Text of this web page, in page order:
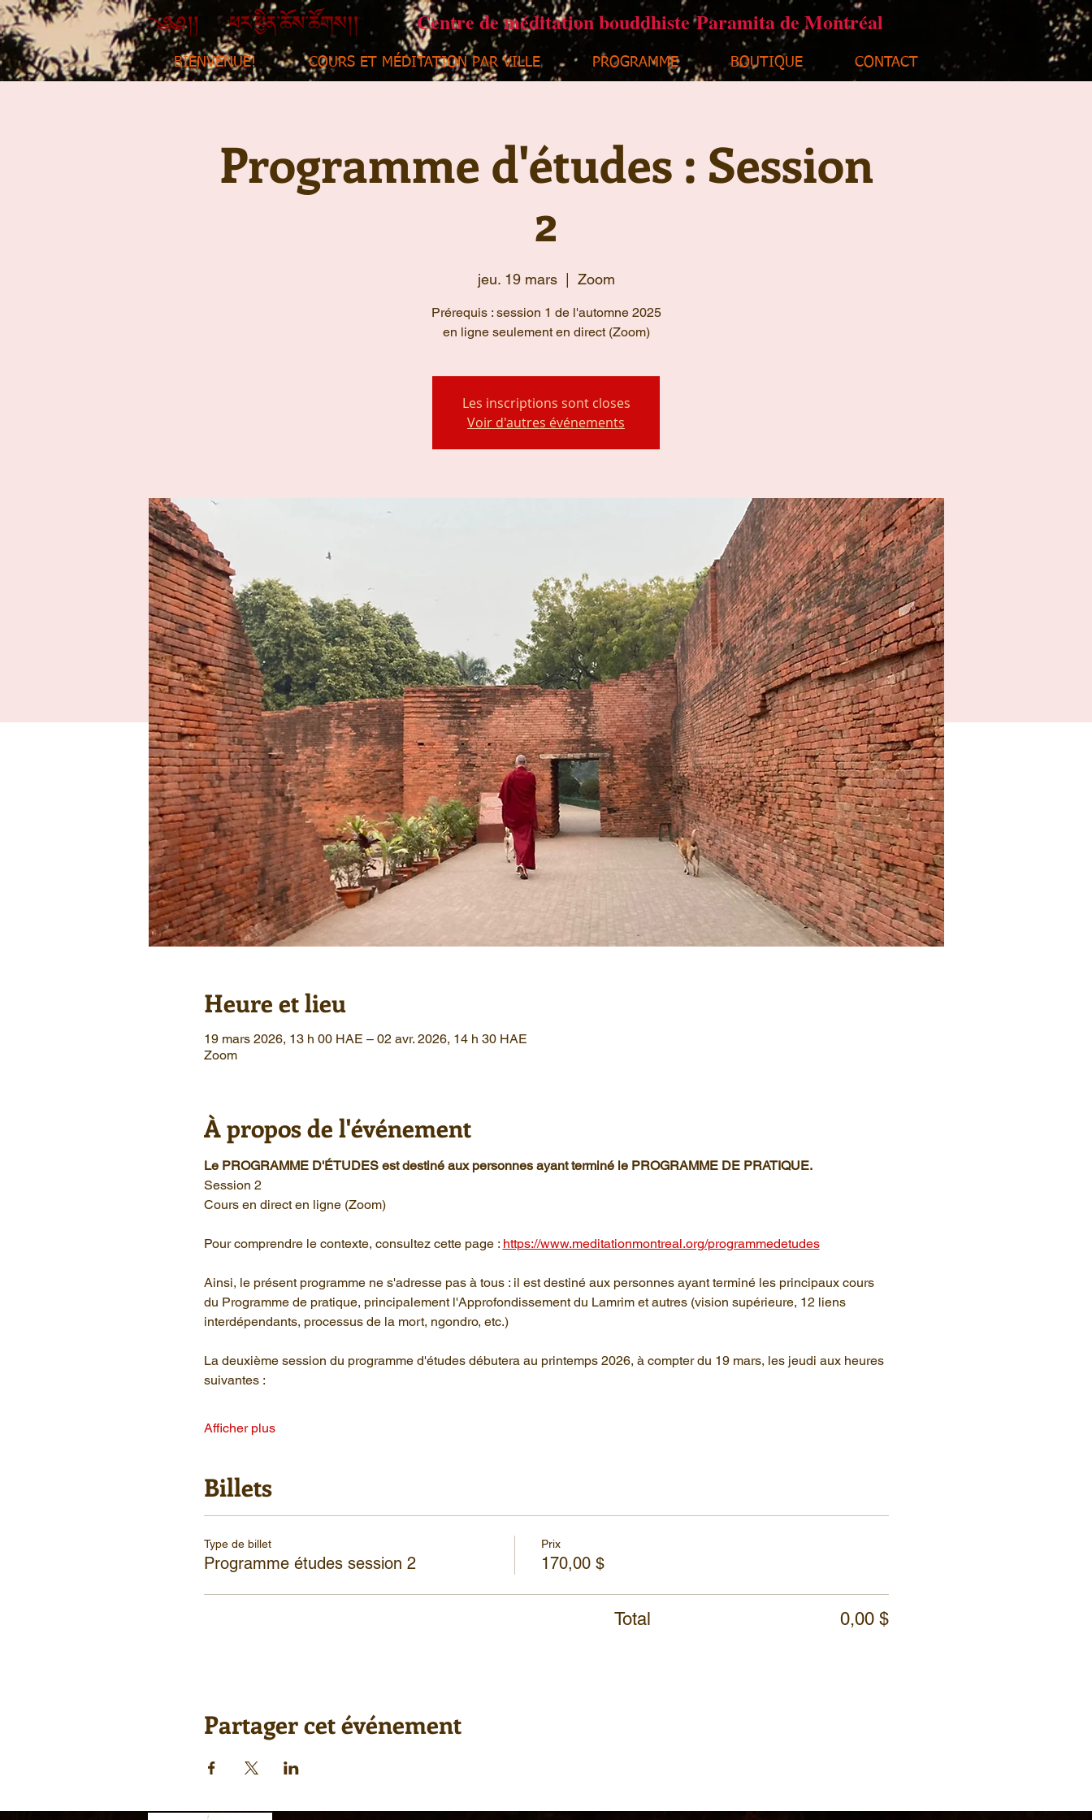
Centre de méditation bouddhiste Paramita de Montréal
BIENVENUE! COURS ET MÉDITATION PAR VILLE PROGRAMME BOUTIQUE CONTACT
Programme d'études : Session
2
jeu. 19 mars
  |
Zoom
Prérequis : session 1 de l'automne 2025
en ligne seulement en direct (Zoom)
Les inscriptions sont closes
Voir d'autres événements
Heure et lieu
19 mars 2026, 13 h 00 HAE – 02 avr. 2026, 14 h 30 HAE
Zoom
À propos de l'événement
Le PROGRAMME D'ÉTUDES est destiné aux personnes ayant terminé le PROGRAMME DE PRATIQUE.
Session 2
Cours en direct en ligne (Zoom)
Pour comprendre le contexte, consultez cette page : https://www.meditationmontreal.org/programmedetudes
Ainsi, le présent programme ne s'adresse pas à tous : il est destiné aux personnes ayant terminé les principaux cours
du Programme de pratique, principalement l'Approfondissement du Lamrim et autres (vision supérieure, 12 liens
interdépendants, processus de la mort, ngondro, etc.)
La deuxième session du programme d'études débutera au printemps 2026, à compter du 19 mars, les jeudi aux heures
suivantes :
Afficher plus
Billets
Type de billet
Programme études session 2
Prix
170,00 $
Total 0,00 $
Partager cet événement